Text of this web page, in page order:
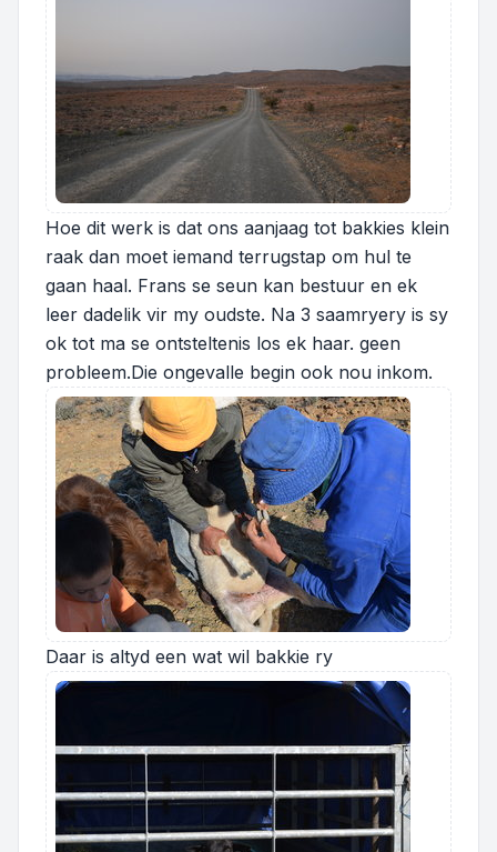
Hoe dit werk is dat ons aanjaag tot bakkies klein
raak dan moet iemand terrugstap om hul te
gaan haal. Frans se seun kan bestuur en ek
leer dadelik vir my oudste. Na 3 saamryery is sy
ok tot ma se ontsteltenis los ek haar. geen
probleem.Die ongevalle begin ook nou inkom.
Daar is altyd een wat wil bakkie ry